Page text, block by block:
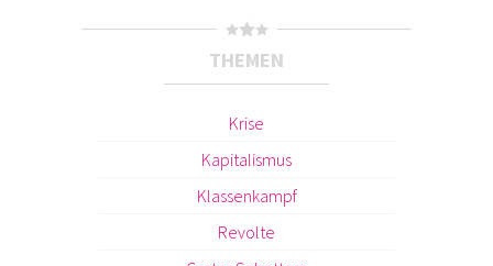
THEMEN
Krise
Kapitalismus
Klassenkampf
Revolte